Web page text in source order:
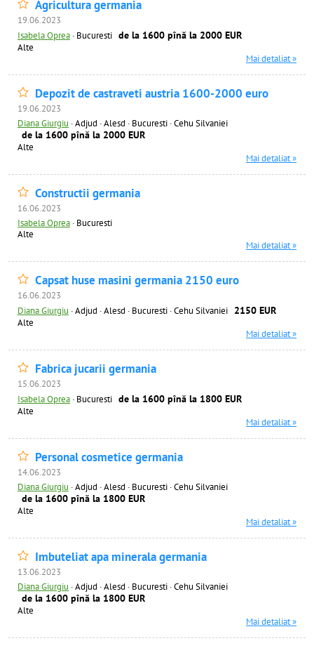
Agricultura germania
19.06.2023
Isabela Oprea · Bucuresti de la 1600 pînă la 2000 EUR
Alte
Mai detaliat »
Depozit de castraveti austria 1600-2000 euro
19.06.2023
Diana Giurgiu ·Adjud · Alesd · Bucuresti · Cehu Silvaniei
de la 1600 pînă la 2000 EUR
Alte
Mai detaliat »
Constructii germania
16.06.2023
Isabela Oprea · Bucuresti
Alte
Mai detaliat »
Capsat huse masini germania 2150 euro
16.06.2023
Diana Giurgiu ·Adjud · Alesd · Bucuresti · Cehu Silvaniei 2150 EUR
Alte
Mai detaliat »
Fabrica jucarii germania
15.06.2023
Isabela Oprea · Bucuresti de la 1600 pînă la 1800 EUR
Alte
Mai detaliat »
Personal cosmetice germania
14.06.2023
Diana Giurgiu ·Adjud · Alesd · Bucuresti · Cehu Silvaniei
de la 1600 pînă la 1800 EUR
Alte
Mai detaliat »
Imbuteliat apa minerala germania
13.06.2023
Diana Giurgiu ·Adjud · Alesd · Bucuresti · Cehu Silvaniei
de la 1600 pînă la 1800 EUR
Alte
Mai detaliat »